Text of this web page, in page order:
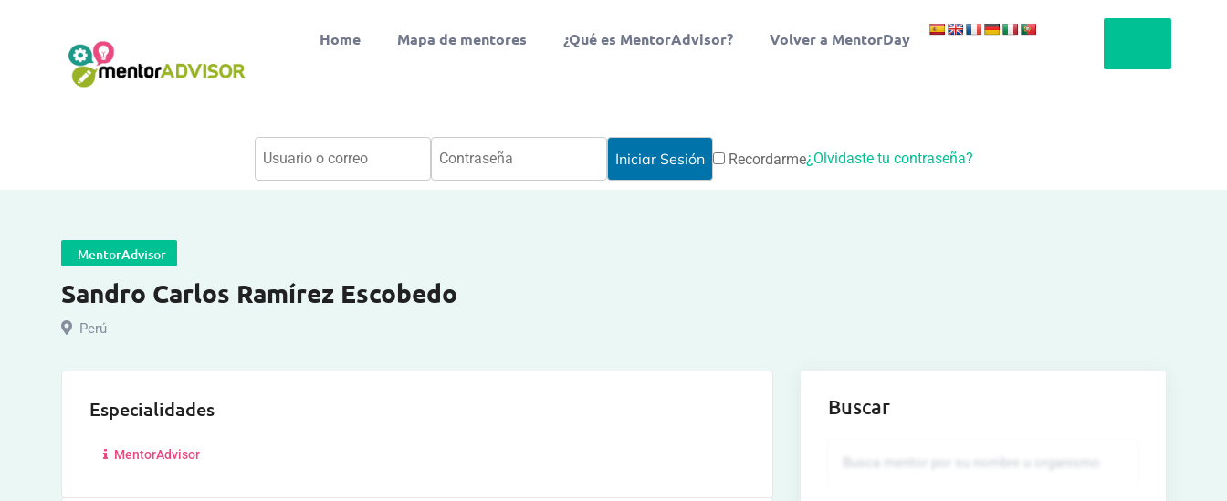
Home Mapa de mentores ¿Qué es MentorAdvisor? Volver a MentorDay
Recordarme¿Olvidaste tu contraseña?
MentorAdvisor
Sandro Carlos Ramírez Escobedo
Perú
Especialidades
MentorAdvisor
Buscar